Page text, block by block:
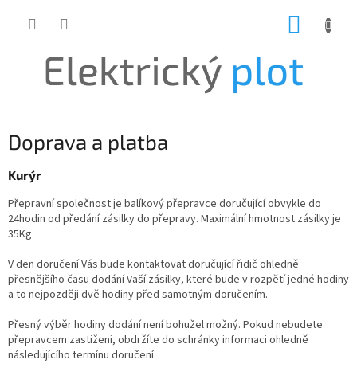
Doprava a platba
Kurýr
Přepravní společnost je balíkový přepravce doručující obvykle do
24hodin od předání zásilky do přepravy. Maximální hmotnost zásilky je
35Kg
V den doručení Vás bude kontaktovat doručující řidič ohledně
přesnějšího času dodání Vaší zásilky, které bude v rozpětí jedné hodiny
a to nejpozději dvě hodiny před samotným doručením.
Přesný výběr hodiny dodání není bohužel možný. Pokud nebudete
přepravcem zastiženi, obdržíte do schránky informaci ohledně
následujícího termínu doručení.